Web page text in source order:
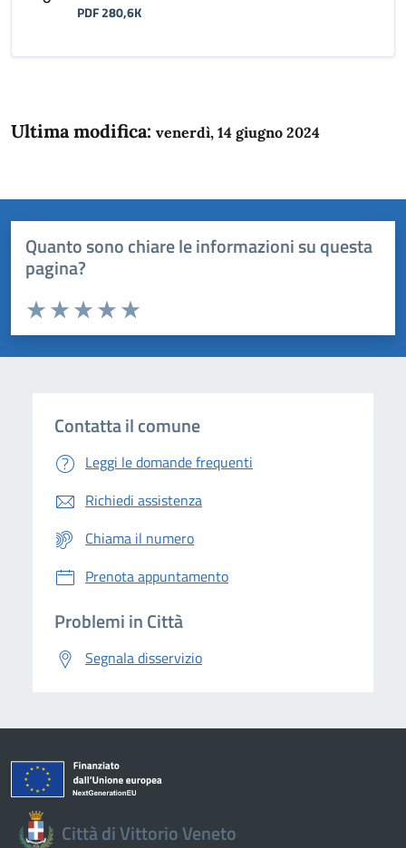
PDF 280,6K
Ultima modifica: venerdì, 14 giugno 2024
Quanto sono chiare le informazioni su questa
pagina?
Domanda
Valuta da 1 a 5 stelle la pagina
Valuta 5 stelle su 5
Valuta 4 stelle su 5
Valuta 3 stelle su 5
Valuta 2 stelle su 5
Valuta 1 stelle su 5
Contatta il comune
Leggi le domande frequenti
Richiedi assistenza
Chiama il numero
Prenota appuntamento
Problemi in Città
Segnala disservizio
Città di Vittorio Veneto